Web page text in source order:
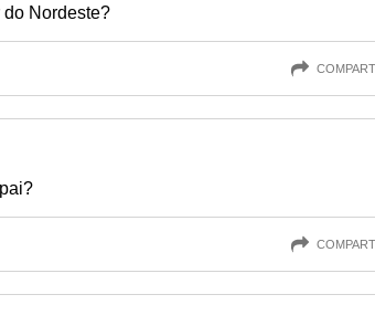
do Nordeste?